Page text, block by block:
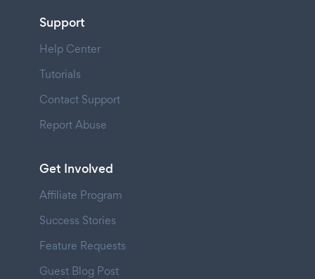
Support
Help Center
Tutorials
Contact Support
Report Abuse
Get Involved
Affiliate Program
Success Stories
Feature Requests
Guest Blog Post